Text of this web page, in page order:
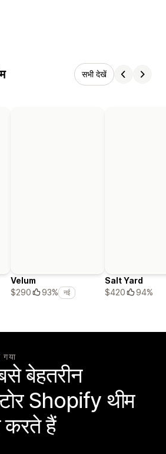
सभी देखें
Velum
$290
93% नई
Salt Yard
$420
94%
गया
बेहतरीन
Shopify थीम
करते हैं